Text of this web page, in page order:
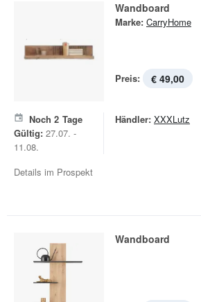
Wandboard
Marke: CarryHome
Preis: € 49,00
Noch 2 Tage
Gültig: 27.07. -
11.08.
Händler: XXXLutz
Details im Prospekt
Wandboard